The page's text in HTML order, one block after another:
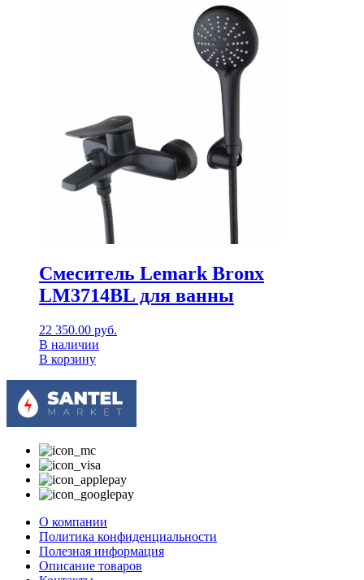
Смеситель Lemark Bronx
LM3714BL для ванны
22 350.00 руб.
В наличии
В корзину
О компании
Политика конфиденциальности
Полезная информация
Описание товаров